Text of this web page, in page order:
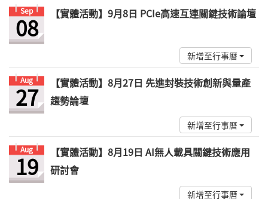
Sep
08 【實體活動】9月8日 PCIe高速互連關鍵技術論壇
新增至行事曆
Aug
27
【實體活動】8月27日 先進封裝技術創新與量產
趨勢論壇
新增至行事曆
Aug
19
【實體活動】8月19日 AI無人載具關鍵技術應用
研討會
新增至行事曆